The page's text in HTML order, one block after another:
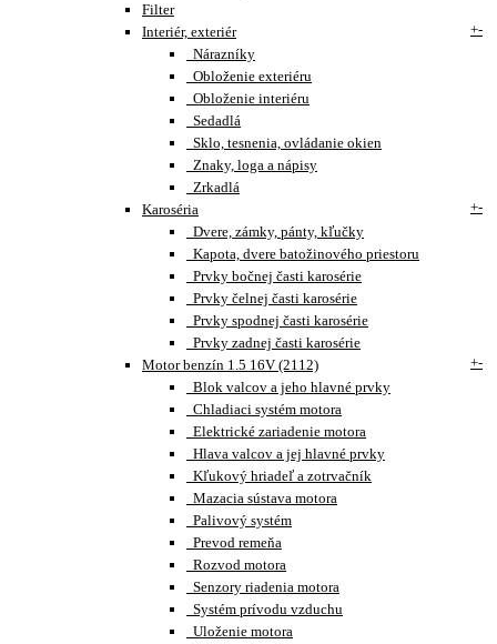
Filter
Interiér, exteriér
+-
Nárazníky
Obloženie exteriéru
Obloženie interiéru
Sedadlá
Sklo, tesnenia, ovládanie okien
Znaky, loga a nápisy
Zrkadlá
Karoséria
+-
Dvere, zámky, pánty, kľučky
Kapota, dvere batožinového priestoru
Prvky bočnej časti karosérie
Prvky čelnej časti karosérie
Prvky spodnej časti karosérie
Prvky zadnej časti karosérie
Motor benzín 1.5 16V (2112)
+-
Blok valcov a jeho hlavné prvky
Chladiaci systém motora
Elektrické zariadenie motora
Hlava valcov a jej hlavné prvky
Kľukový hriadeľ a zotrvačník
Mazacia sústava motora
Palivový systém
Prevod remeňa
Rozvod motora
Senzory riadenia motora
Systém prívodu vzduchu
Uloženie motora